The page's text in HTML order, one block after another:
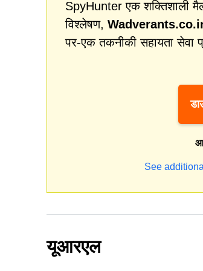
SpyHunter एक शक्तिशाली
विश्लेषण,
पर-एक तकनीकी सहायता सेवा
See
यूआरएल